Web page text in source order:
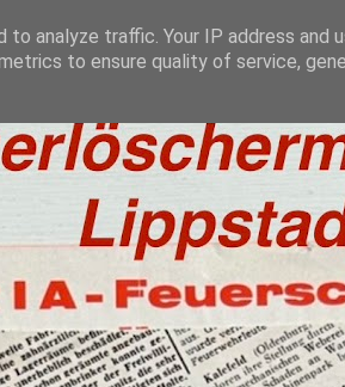
analyze traffic. Your IP address and
to ensure quality of service,